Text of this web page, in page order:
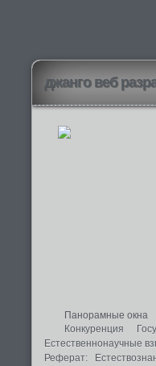
джанго веб
Панорамные окна
Конкуренция
Естественнонаучные
Реферат: